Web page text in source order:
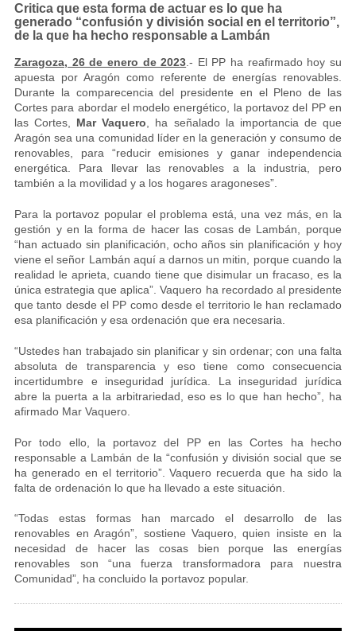
Critica que esta forma de actuar es lo que ha
generado “confusión y división social en el territorio”,
de la que ha hecho responsable a Lambán
Zaragoza, 26 de enero de 2023 .- El PP ha reafirmado hoy su
apuesta por Aragón como referente de energías renovables.
Durante la comparecencia del presidente en el Pleno de las
Cortes para abordar el modelo energético, la portavoz del PP en
las Cortes, Mar Vaquero , ha señalado la importancia de que
Aragón sea una comunidad líder en la generación y consumo de
renovables, para “reducir emisiones y ganar independencia
energética. Para llevar las renovables a la industria, pero
también a la movilidad y a los hogares aragoneses”.
Para la portavoz popular el problema está, una vez más, en la
gestión y en la forma de hacer las cosas de Lambán, porque
“han actuado sin planificación, ocho años sin planificación y hoy
viene el señor Lambán aquí a darnos un mitin, porque cuando la
realidad le aprieta, cuando tiene que disimular un fracaso, es la
única estrategia que aplica”. Vaquero ha recordado al presidente
que tanto desde el PP como desde el territorio le han reclamado
esa planificación y esa ordenación que era necesaria.
“Ustedes han trabajado sin planificar y sin ordenar; con una falta
absoluta de transparencia y eso tiene como consecuencia
incertidumbre e inseguridad jurídica. La inseguridad jurídica
abre la puerta a la arbitrariedad, eso es lo que han hecho”, ha
afirmado Mar Vaquero.
Por todo ello, la portavoz del PP en las Cortes ha hecho
responsable a Lambán de la “confusión y división social que se
ha generado en el territorio”. Vaquero recuerda que ha sido la
falta de ordenación lo que ha llevado a este situación.
“Todas estas formas han marcado el desarrollo de las
renovables en Aragón”, sostiene Vaquero, quien insiste en la
necesidad de hacer las cosas bien porque las energías
renovables son “una fuerza transformadora para nuestra
Comunidad”, ha concluido la portavoz popular.